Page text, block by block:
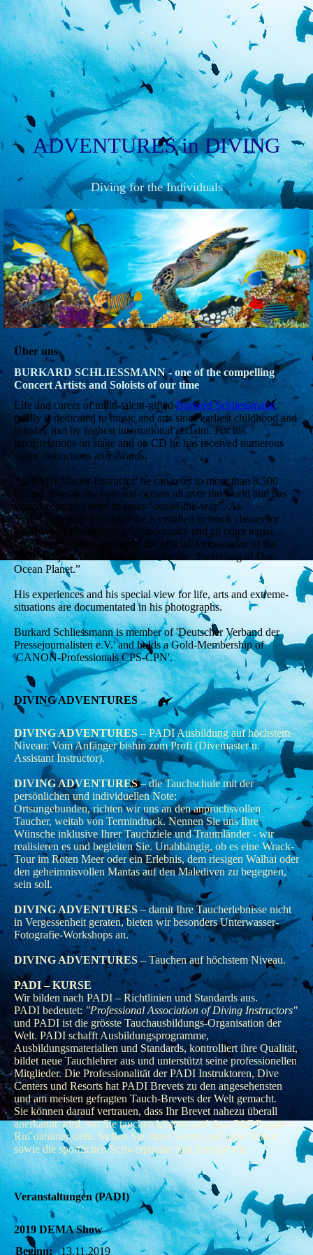
ADVENTURESinDIVING
Diving for the Individuals
Über uns
BURKARD SCHLIESSMANN - one of the compelling
Concert Artists and Soloists of our time
Life and career of multi-talent-giftedBurkard Schliessmann
totally is dedicated to music and arts since earliest childhood and
is today met by highest international acclaim. For his
interpretations on stage and on CD he has received numerous
major distinctions and awards.
As 'PADI Master-Instructor' he can refer to more than 8.500
logged dives in the seas and oceans all over the world and has
visited countries even in areas "out-of-the-way". As
'PADI Specialty-Instructor' he is certified to teach classes for
Underwater-Photography, Videography and all other terms.
More, he has been appointed the official Ambassador of the
PADI Project Aware Foundation for the “Protecting of Our
Ocean Planet.”
His experiences and his special view for life, arts and extreme-
situations are documentated in his photographs.
Burkard Schliessmann is member of 'Deutscher Verband der
Pressejournalisten e.V.' and holds a Gold-Membership of
'CANON-Professionals CPS-CPN'.
DIVING ADVENTURES
DIVING ADVENTURES– PADI Ausbildung auf höchstem
Niveau: Vom Anfänger bishin zum Profi (Divemaster u.
Assistant Instructor).
DIVING ADVENTURES– die Tauchschule mit der
persönlichen und individuellen Note:
Ortsungebunden, richten wir uns an den anpruchsvollen
Taucher, weitab von Termindruck. Nennen Sie uns Ihre
Wünsche inklusive Ihrer Tauchziele und Traumländer - wir
realisieren es und begleiten Sie. Unabhängig, ob es eine Wrack-
Tour im Roten Meer oder ein Erlebnis, dem riesigen Walhai oder
den geheimnisvollen Mantas auf den Malediven zu begegnen,
sein soll.
DIVING ADVENTURES – damit Ihre Taucherlebnisse nicht
in Vergessenheit geraten, bieten wir besonders Unterwasser-
Fotografie-Workshops an.
DIVING ADVENTURES – Tauchen auf höchstem Niveau.
PADI – KURSE
Wir bilden nach PADI – Richtlinien und Standards aus.
PADI bedeutet: "Professional Association of Diving Instructors"
und PADI ist die grösste Tauchausbildungs-Organisation der
Welt. PADI schafft Ausbildungsprogramme,
Ausbildungsmaterialien und Standards, kontrolliert ihre Qualität,
bildet neue Tauchlehrer aus und unterstützt seine professionellen
Mitglieder. Die Professionalität der PADI Instruktoren, Dive
Centers und Resorts hat PADI Brevets zu den angesehensten
und am meisten gefragten Tauch-Brevets der Welt gemacht.
Sie können darauf vertrauen, dass Ihr Brevet nahezu überall
anerkannt wird, wo Sie tauchen können und dass PADI's guter
Ruf dahinter steht. Stellen Sie Ihren Verein und seine Arbeit
sowie die sportlichen Schwerpunkte und Erfolge vor.
Veranstaltungen (PADI)
2019 DEMA Show
Beginn:
13.11.2019